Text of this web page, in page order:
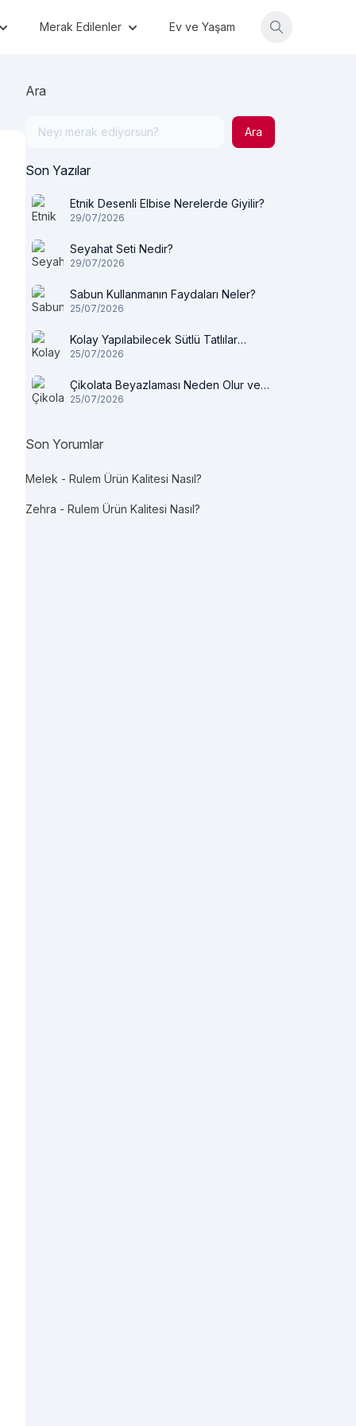
Merak Edilenler Ev ve Yaşam
Ara
Ara
Son Yazılar
Etnik Desenli Elbise Nerelerde Giyilir?
29/07/2026
Seyahat Seti Nedir?
29/07/2026
Sabun Kullanmanın Faydaları Neler?
25/07/2026
Kolay Yapılabilecek Sütlü Tatlılar
Nelerdir?
25/07/2026
Çikolata Beyazlaması Neden Olur ve
Tüketilir mi?
25/07/2026
Son Yorumlar
Melek - Rulem Ürün Kalitesi Nasıl?
Zehra - Rulem Ürün Kalitesi Nasıl?